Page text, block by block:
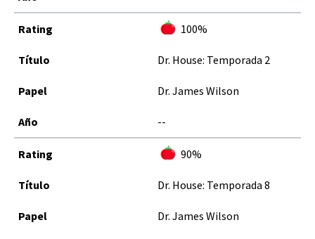
100%
Dr. House: Temporada 2
Dr. James Wilson
--
90%
Dr. House: Temporada 8
Dr. James Wilson